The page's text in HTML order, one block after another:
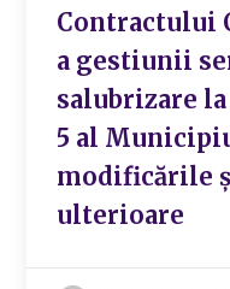
Contractului
a gestiunii
salubrizare
5 al
modificările
ulterioare